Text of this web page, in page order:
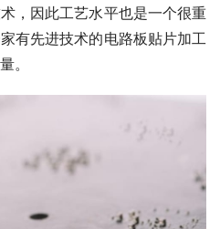
，因此工艺水平也是一个很重
有先进技术的电路板贴片加工
。